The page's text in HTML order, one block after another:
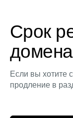
Срок
Если вы хотите
продление в